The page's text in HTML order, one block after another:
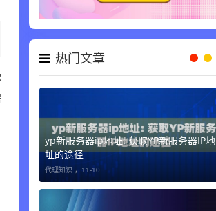
热门文章
yp新服务器ip地址: 获取YP新服务器IP地
址的途径
11-10